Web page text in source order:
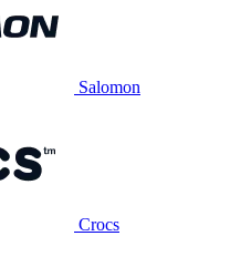
Salomon
Crocs